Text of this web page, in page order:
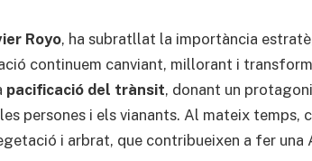
Royo, ha subratllat la importància
continuem canviant, millorant i
pacificació del trànsit, donant un
persones i els vianants. Al mateix temps,
i arbrat, que contribueixen a fer una